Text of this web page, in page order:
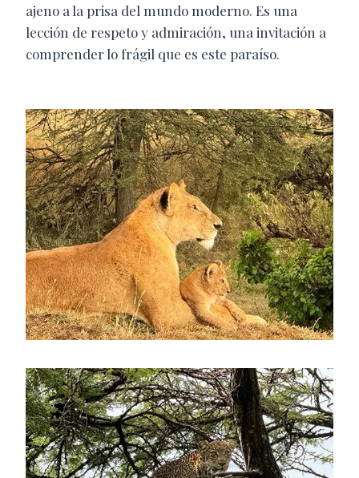
ajeno a la prisa del mundo moderno. Es una
lección de respeto y admiración, una invitación a
comprender lo frágil que es este paraíso.